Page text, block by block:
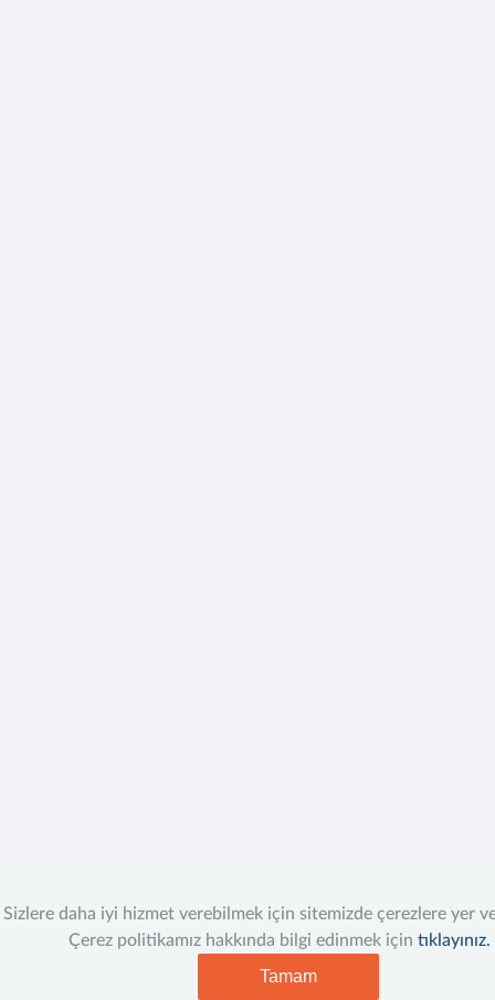
Sizlere daha iyi hizmet verebilmek için sitemizde çerezlere yer
Çerez politikamız hakkında bilgi edinmek için tıklayınız.
Tamam